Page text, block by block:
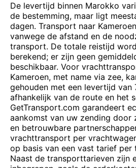
De levertijd binnen Marokko
de bestemming, maar ligt
dagen. Transport naar
vanwege de afstand en de
transport. De totale reistijd
berekend; er zijn geen
beschikbaar. Voor
Kameroen, met name via zee,
gehouden met een levertijd van
afhankelijk van de route en het
GetTransport.com garandeert
aankomst van uw zending door
en betrouwbare
vrachttransport per
op basis van een vast tarief per
Naast de transporttarieven zijn